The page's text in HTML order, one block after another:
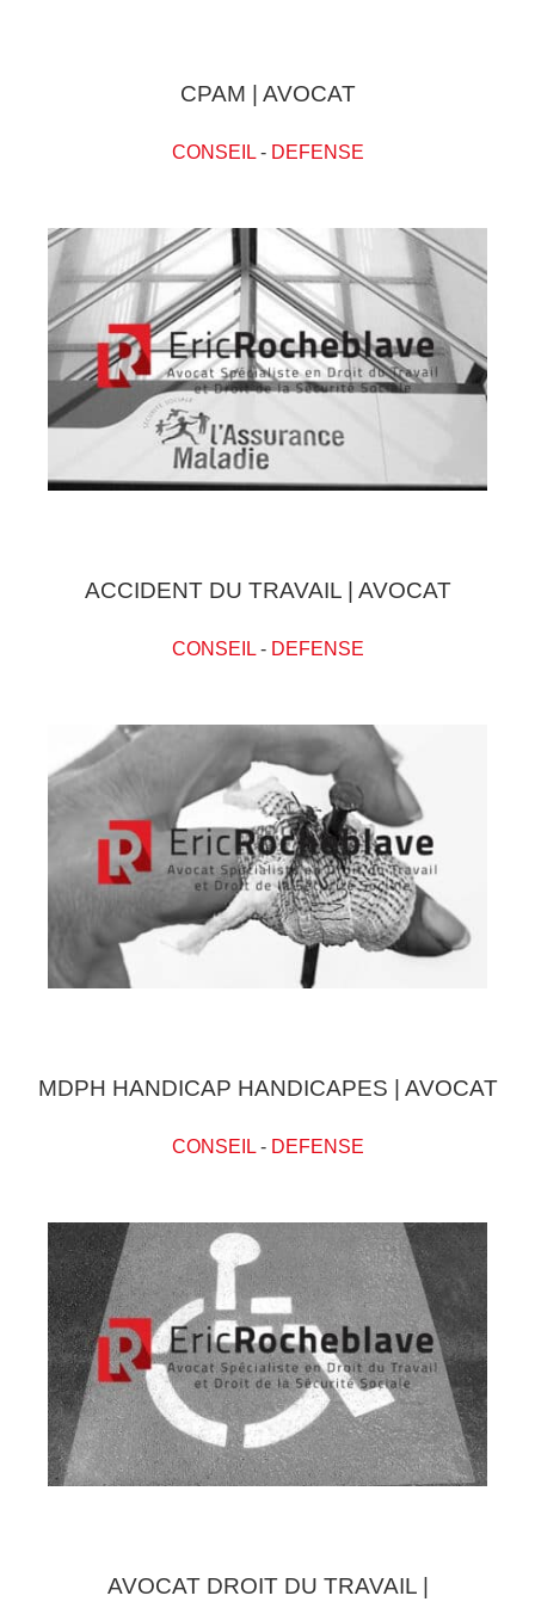
CPAM | AVOCAT
CONSEIL- DEFENSE
ACCIDENT DU TRAVAIL | AVOCAT
CONSEIL- DEFENSE
MDPH HANDICAP HANDICAPES | AVOCAT
CONSEIL- DEFENSE
AVOCAT DROIT DU TRAVAIL |